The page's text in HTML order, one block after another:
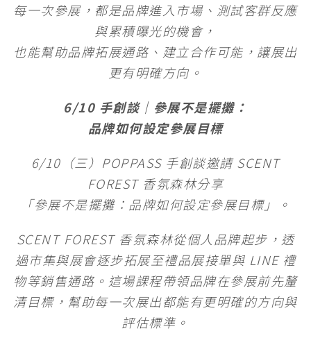
每一次參展，都是品牌進入市場、測試客群反應
與累積曝光的機會，
也能幫助品牌拓展通路、建立合作可能，讓展出
更有明確方向。
6/10 手創談｜參展不是擺攤：
品牌如何設定參展目標
6/10（三）POPPASS 手創談邀請 SCENT
FOREST 香氛森林分享
「參展不是擺攤：品牌如何設定參展目標」。
SCENT FOREST 香氛森林從個人品牌起步，透
過市集與展會逐步拓展至禮品展接單與 LINE 禮
物等銷售通路。這場課程帶領品牌在參展前先釐
清目標，幫助每一次展出都能有更明確的方向與
評估標準。